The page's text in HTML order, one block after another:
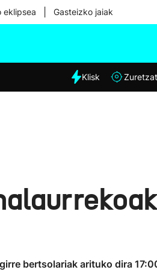
eklipsea Gasteizko jaiak
Eguraldia
Klisk Zuretzat
bertsolariak arituko dira